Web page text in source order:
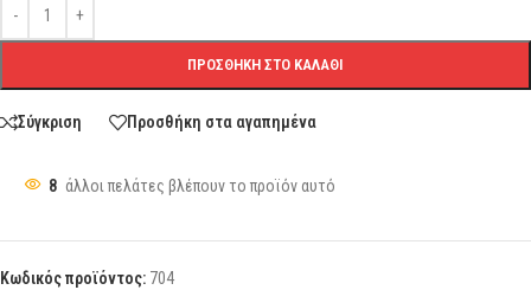
ΠΡΟΣΘΉΚΗ ΣΤΟ ΚΑΛΆΘΙ
Σύγκριση Προσθήκη στα αγαπημένα
8 άλλοι πελάτες βλέπουν το προϊόν αυτό
Κωδικός προϊόντος: 704